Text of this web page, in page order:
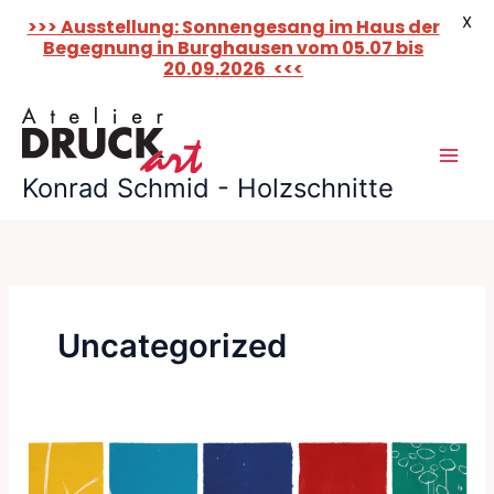
Zum
Inhalt
springen
Konrad Schmid - Holzschnitte
Uncategorized
Ausstellung:
Sonnengesang
>>> Ausstellung: Sonnengesang im Haus der
Begegnung in Burghausen vom 05.07 bis
20.09.2026 <<<
X